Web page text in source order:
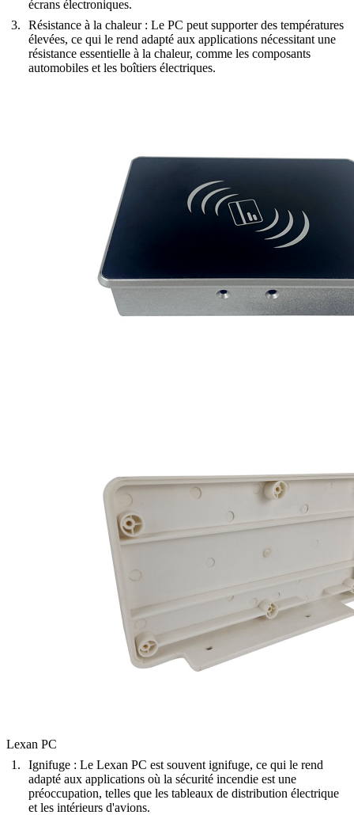
écrans électroniques.
Résistance à la chaleur: Le PC peut supporter des températures
élevées, ce qui le rend adapté aux applications nécessitant une
résistance essentielle à la chaleur, comme les composants
automobiles et les boîtiers électriques.
Lexan PC
Ignifuge : Le Lexan PC est souvent ignifuge, ce qui le rend
adapté aux applications où la sécurité incendie est une
préoccupation, telles que les tableaux de distribution électrique
et les intérieurs d'avions.